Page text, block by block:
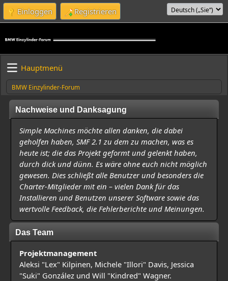
Einloggen Registrieren
Hauptmenü
BMW Einzylinder-Forum
Nachweise und Danksagung
Simple Machines möchte allen danken, die dabei
geholfen haben, SMF 2.1 zu dem zu machen, was es
heute ist; die das Projekt geformt und gelenkt haben,
durch dick und dünn. Es wäre ohne euch nicht möglich
gewesen. Dies schließt alle Benutzer und besonders die
Charter-Mitglieder mit ein – vielen Dank für das
Installieren und Benutzen unserer Software sowie das
wertvolle Feedback, die Fehlerberichte und Meinungen.
Das Team
Projektmanagement
Aleksi "Lex" Kilpinen, Michele "Illori" Davis, Jessica
"Suki" González und Will "Kindred" Wagner.